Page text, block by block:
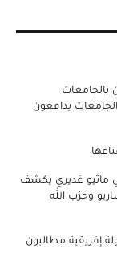
بالجامعات
يدافعون
ماثيو غديري يكشف
وحزب الله
الدخول للولايات المتحدة: مواطنو 30 دولة إفريقية مطالبون